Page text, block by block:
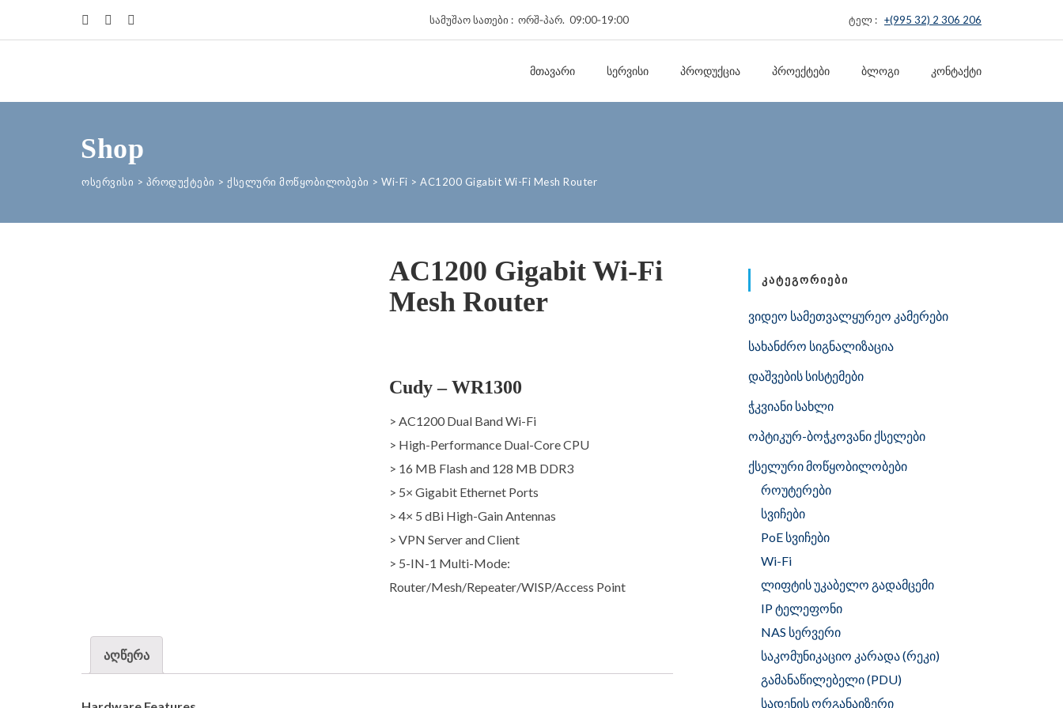
სამუშაო სათები : ორშ‑პარ. 09:00‑19:00 ტელ : +(995 32) 2 306 206
ᲛᲗᲐᲕᲐᲠᲘ ᲡᲔᲠᲕᲘᲡᲘ ᲞᲠᲝᲓᲣᲥᲪᲘᲐ ᲞᲠᲝᲔᲥᲢᲔᲑᲘ ᲑᲚᲝᲒᲘ ᲙᲝᲜᲢᲐᲥᲢᲘ
Shop
ოსერვისი > პროდუქტები > ქსელური მოწყობილობები > Wi-Fi > AC1200 Gigabit Wi-Fi Mesh Router
AC1200 Gigabit Wi-Fi
Mesh Router
Cudy – WR1300
> AC1200 Dual Band Wi-Fi
> High-Performance Dual-Core CPU
> 16 MB Flash and 128 MB DDR3
> 5× Gigabit Ethernet Ports
> 4× 5 dBi High-Gain Antennas
> VPN Server and Client
> 5-IN-1 Multi-Mode:
Router/Mesh/Repeater/WISP/Access Point
აღწერა
ᲙᲐᲢᲔᲒᲝᲠᲘᲔᲑᲘ
ვიდეო სამეთვალყურეო კამერები
სახანძრო სიგნალიზაცია
დაშვების სისტემები
ჭკვიანი სახლი
ოპტიკურ-ბოჭკოვანი ქსელები
ქსელური მოწყობილობები
როუტერები
სვიჩები
PoE სვიჩები
Wi-Fi
ლიფტის უკაბელო გადამცემი
IP ტელეფონი
NAS სერვერი
საკომუნიკაციო კარადა (რეკი)
გამანაწილებელი (PDU)
სადენის ორგანაიზერი